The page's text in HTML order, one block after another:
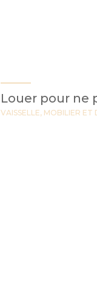
Louer pour ne
VAISSELLE, MOBILIER ET